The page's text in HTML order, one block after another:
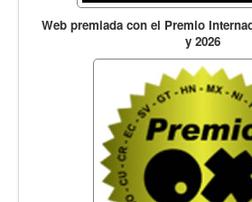
Web premiada con el Premio
y 2026